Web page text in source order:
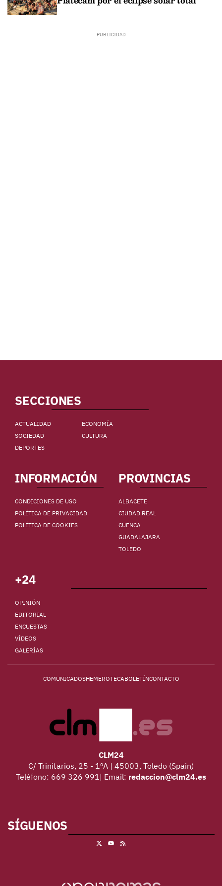
SECCIONES
ACTUALIDAD
ECONOMÍA
SOCIEDAD
CULTURA
DEPORTES
INFORMACIÓN
CONDICIONES DE USO
POLÍTICA DE PRIVACIDAD
POLÍTICA DE COOKIES
PROVINCIAS
ALBACETE
CIUDAD REAL
CUENCA
GUADALAJARA
TOLEDO
+24
OPINIÓN
EDITORIAL
ENCUESTAS
VÍDEOS
GALERÍAS
COMUNICADOSHEMEROTECABOLETÍNCONTACTO
CLM24
C/ Trinitarios, 25 - 1ºA | 45003, Toledo (Spain)
Teléfono: 669 326 991| Email: redaccion@clm24.es
SÍGUENOS